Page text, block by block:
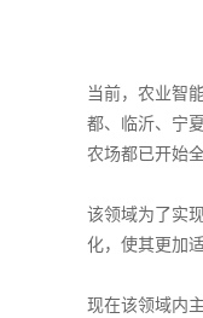
当前，农业智
都、临沂、宁
农场都已开始
该领域为了实
化，使其更加
现在该领域内